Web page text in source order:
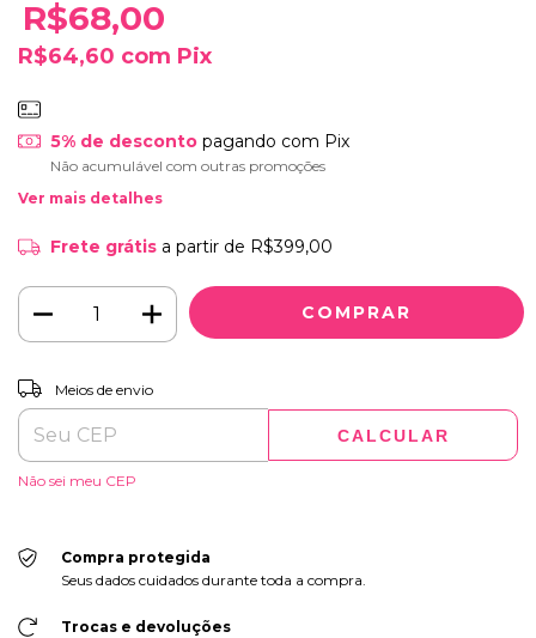
R$68,00
R$64,60 com Pix
5% de descontopagando com Pix
Não acumulável com outras promoções
Ver mais detalhes
Frete grátis a partir de R$399,00
Entregas para o CEP:
Meios de envio
CALCULAR
Não sei meu CEP
Compra protegida
Seus dados cuidados durante toda a compra.
Trocas e devoluções